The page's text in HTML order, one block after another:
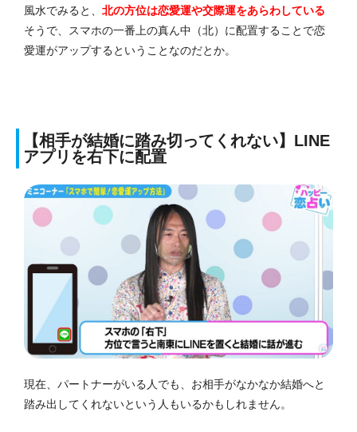
風水でみると、 北の方位は恋愛運や交際運をあらわしている
そうで、スマホの一番上の真ん中（北）に配置することで恋
愛運がアップするということなのだとか。
【相手が結婚に踏み切ってくれない】LINE
アプリを右下に配置
現在、パートナーがいる人でも、お相手がなかなか結婚へと
踏み出してくれないという人もいるかもしれません。